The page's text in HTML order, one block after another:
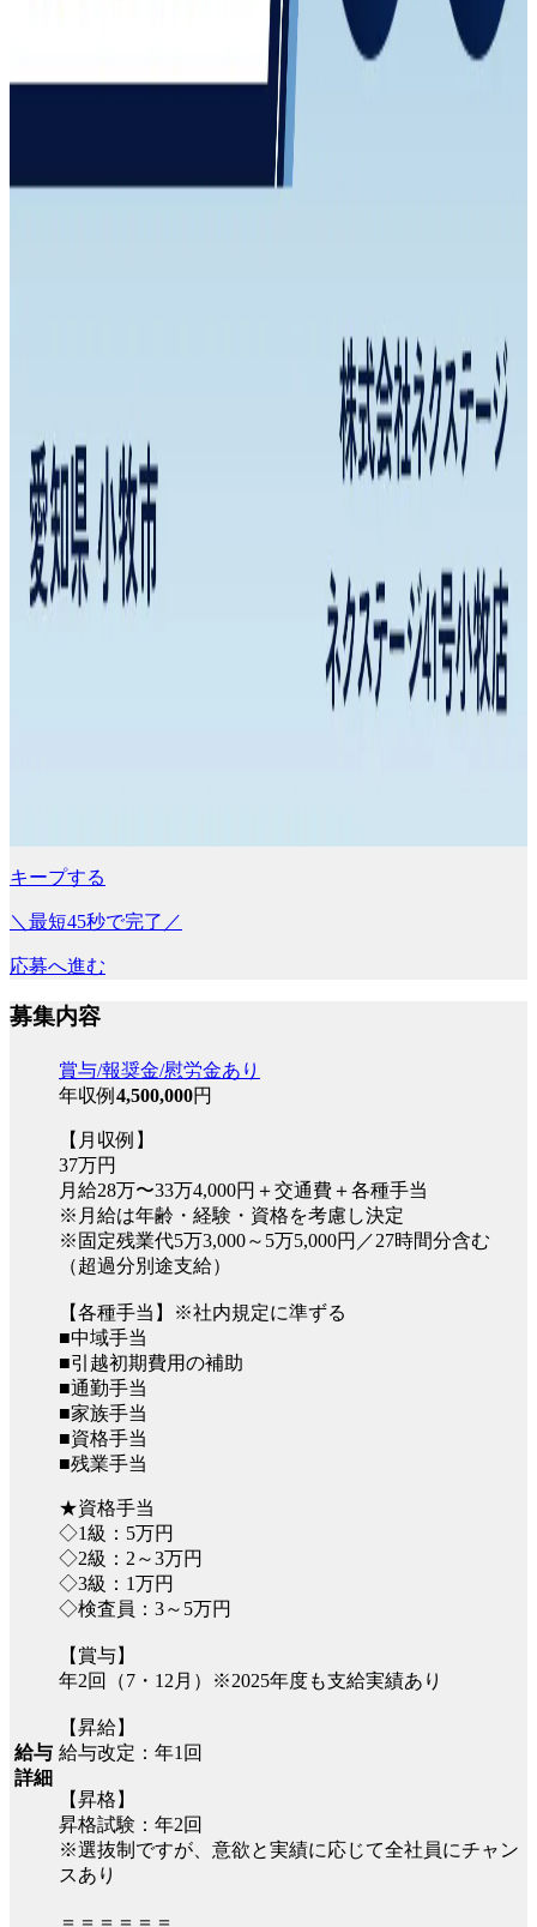
キープする
＼最短45秒で完了／
応募へ進む
募集内容
給与
詳細
賞与/報奨金/慰労金あり
年収例 4,500,000円
【月収例】
37万円
月給28万〜33万4,000円＋交通費＋各種手当
※月給は年齢・経験・資格を考慮し決定
※固定残業代5万3,000～5万5,000円／27時間分含む
（超過分別途支給）
【各種手当】※社内規定に準ずる
■中域手当
■引越初期費用の補助
■通勤手当
■家族手当
■資格手当
■残業手当
★資格手当
◇1級：5万円
◇2級：2～3万円
◇3級：1万円
◇検査員：3～5万円
【賞与】
年2回（7・12月）※2025年度も支給実績あり
【昇給】
給与改定：年1回
【昇格】
昇格試験：年2回
※選抜制ですが、意欲と実績に応じて全社員にチャン
スあり
＝＝＝＝＝＝